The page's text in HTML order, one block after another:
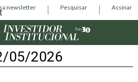
newsletter Pesquisar Assinar
05/2026